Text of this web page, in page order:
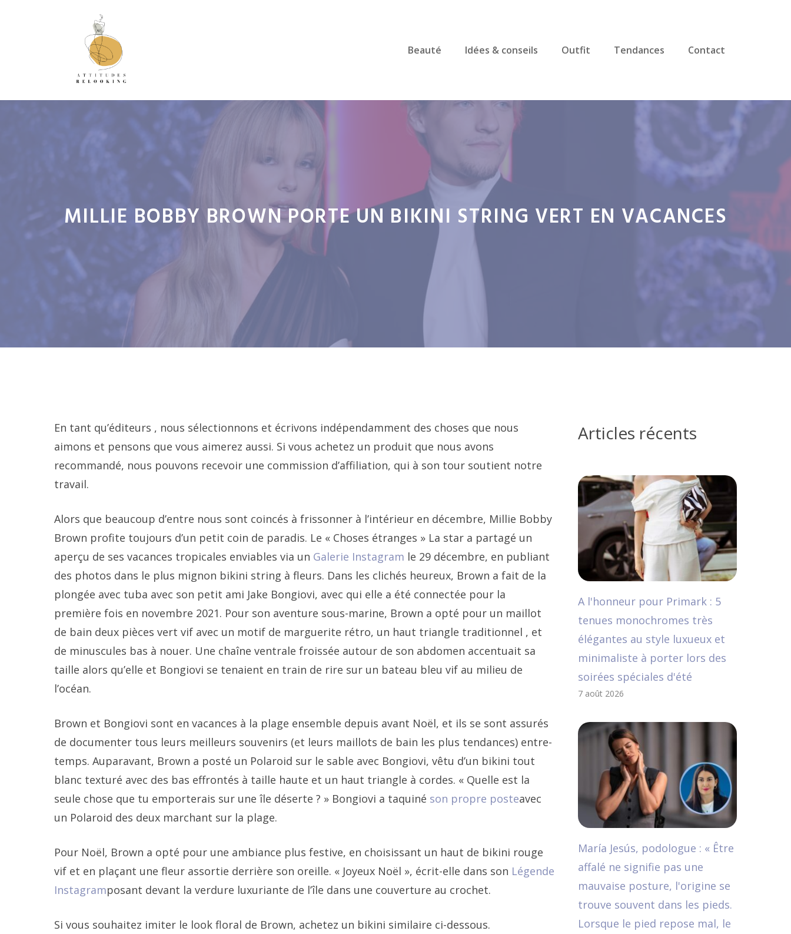
Beauté Idées & conseils Outfit Tendances Contact
MILLIE BOBBY BROWN PORTE UN BIKINI STRING VERT EN VACANCES
En tant qu’éditeurs , nous sélectionnons et écrivons indépendamment des choses que nous
aimons et pensons que vous aimerez aussi. Si vous achetez un produit que nous avons
recommandé, nous pouvons recevoir une commission d’affiliation, qui à son tour soutient notre
travail.
Alors que beaucoup d’entre nous sont coincés à frissonner à l’intérieur en décembre, Millie Bobby
Brown profite toujours d’un petit coin de paradis. Le « Choses étranges » La star a partagé un
aperçu de ses vacances tropicales enviables via un Galerie Instagram le 29 décembre, en publiant
des photos dans le plus mignon bikini string à fleurs. Dans les clichés heureux, Brown a fait de la
plongée avec tuba avec son petit ami Jake Bongiovi, avec qui elle a été connectée pour la
première fois en novembre 2021. Pour son aventure sous-marine, Brown a opté pour un maillot
de bain deux pièces vert vif avec un motif de marguerite rétro, un haut triangle traditionnel , et
de minuscules bas à nouer. Une chaîne ventrale froissée autour de son abdomen accentuait sa
taille alors qu’elle et Bongiovi se tenaient en train de rire sur un bateau bleu vif au milieu de
l’océan.
Brown et Bongiovi sont en vacances à la plage ensemble depuis avant Noël, et ils se sont assurés
de documenter tous leurs meilleurs souvenirs (et leurs maillots de bain les plus tendances) entre-
temps. Auparavant, Brown a posté un Polaroid sur le sable avec Bongiovi, vêtu d’un bikini tout
blanc texturé avec des bas effrontés à taille haute et un haut triangle à cordes. « Quelle est la
seule chose que tu emporterais sur une île déserte ? » Bongiovi a taquiné son propre posteavec
un Polaroid des deux marchant sur la plage.
Pour Noël, Brown a opté pour une ambiance plus festive, en choisissant un haut de bikini rouge
vif et en plaçant une fleur assortie derrière son oreille. « Joyeux Noël », écrit-elle dans son Légende
Instagramposant devant la verdure luxuriante de l’île dans une couverture au crochet.
Si vous souhaitez imiter le look floral de Brown, achetez un bikini similaire ci-dessous.
Articles récents
A l'honneur pour Primark : 5
tenues monochromes très
élégantes au style luxueux et
minimaliste à porter lors des
soirées spéciales d'été
7 août 2026
María Jesús, podologue : « Être
affalé ne signifie pas une
mauvaise posture, l'origine se
trouve souvent dans les pieds.
Lorsque le pied repose mal, le